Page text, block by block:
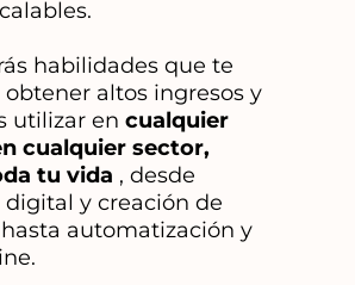
habilidades que te
altos ingresos y
utilizar en cualquier
cualquier sector,
tu vida , desde
y creación de
automatización y